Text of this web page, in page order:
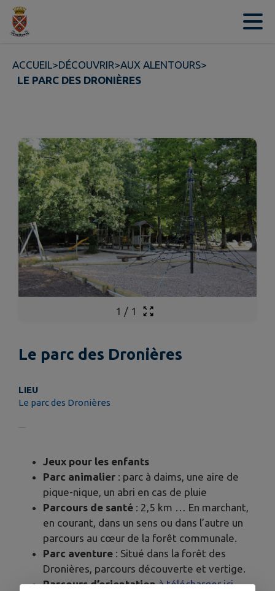
Contenu
ACCUEIL>DÉCOUVRIR>AUX ALENTOURS>
LE PARC DES DRONIÈRES
1 / 1
Le parc des Dronières
LIEU
Le parc des Dronières
Jeux pour les enfants
Parc animalier : parc à daims, une aire de
pique-nique, un abri en cas de pluie
Parcours de santé : 2,5 km … En marchant,
en courant, dans un sens ou dans l’autre un
parcours au cœur de la forêt communale.
Parc aventure : Situé dans la forêt des
Dronières, parcours découverte et vertige.
Parcours d’orientationà télécharger ici